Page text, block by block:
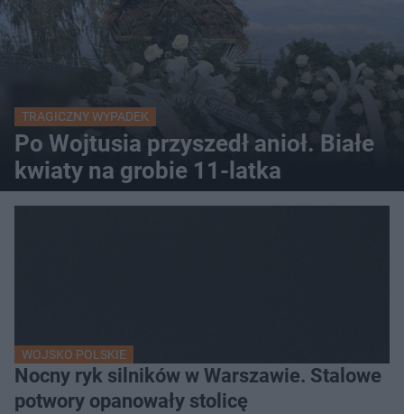
TRAGICZNY WYPADEK
Po Wojtusia przyszedł anioł. Białe
kwiaty na grobie 11-latka
WOJSKO POLSKIE
Nocny ryk silników w Warszawie. Stalowe
potwory opanowały stolicę